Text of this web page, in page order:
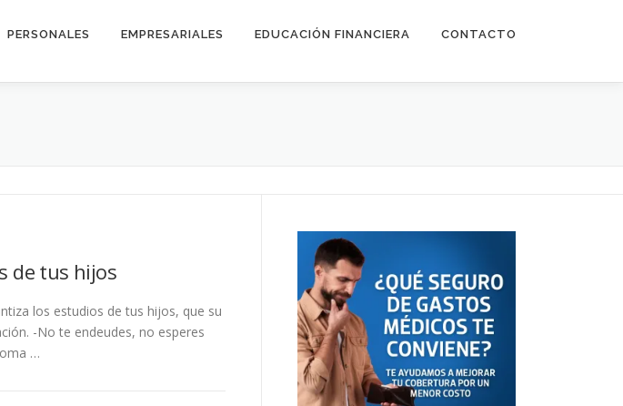
PERSONALES EMPRESARIALES EDUCACIÓN FINANCIERA CONTACTO
de tus hijos
los estudios de tus hijos, que su
-No te endeudes, no esperes
…